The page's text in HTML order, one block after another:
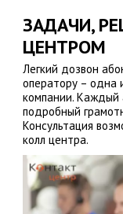
ЗАДАЧИ,
ЦЕНТРОМ
Легкий дозвон
оператору – одна
компании. Каждый
подробный
Консультация
колл центра.